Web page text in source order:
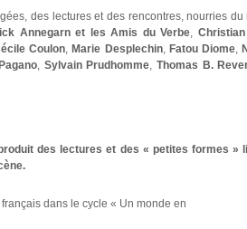
des lectures et des rencontres, nourries
Annegarn et les Amis du Verbe
Coulon ,Marie Desplechin, Fatou Diome,
Sylvain Prudhomme ,Thomas B.
des lectures et des « petites formes »
dans le cycle « Un monde en